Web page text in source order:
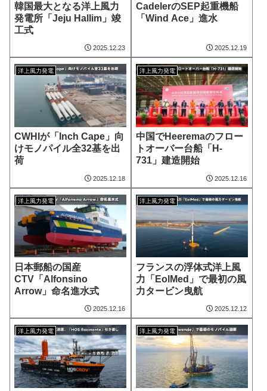
韓国最大となる洋上風力
発電所「Jeju Hallim」竣
工式
2025.12.23
CadelerのSEP起重機船
「Wind Ace」進水
2025.12.19
洋上風力発電
CWHIが「Inch Cape」向
けモノパイル全32基を出
荷
2025.12.18
洋上風力発電
中国でHeeremaのフロー
トオーバー台船「H-
731」建造開始
2025.12.16
洋上風力発電
日本郵船の国産
CTV「Alfonsino
Arrow」命名進水式
2025.12.16
洋上風力発電
フランスの浮体式洋上風
力「EolMed」で最初の風
力タービン曳航
2025.12.12
洋上風力発電 洋上風力発電